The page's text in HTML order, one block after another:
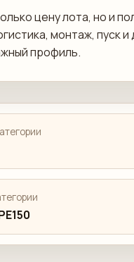
цену лота, но и
монтаж, пуск
профиль.